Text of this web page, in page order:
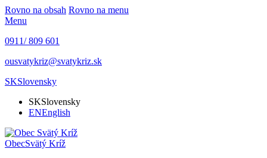
Rovno na obsah Rovno na menu
Menu
0911/ 809 601
ousvatykriz@svatykriz.sk
SKSlovensky
SKSlovensky
ENEnglish
ObecSvätý Kríž